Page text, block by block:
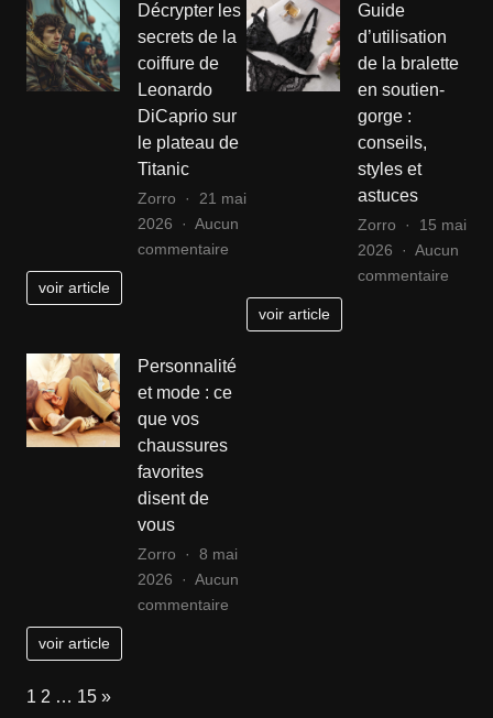
votre
allié
pour
réussir
dans
la
Décrypter les
secrets de la
coiffure de
Leonardo
DiCaprio sur
le plateau de
Titanic
Zorro
21 mai
2026
Aucun
commentairesur
les
secrets
la
coiffure
Leonardo
plateau
de
Titanic
voir article
Guide
d’utilisation
de la bralette
en soutien-
gorge :
conseils,
styles et
astuces
Zorro
15 mai
2026
Aucun
commentaire
voir article
Personnalité
et mode : ce
que vos
chaussures
favorites
disent de
vous
Zorro
8 mai
2026
Aucun
commentairesur
voir article
Page:
1 2 … 15 Next
»